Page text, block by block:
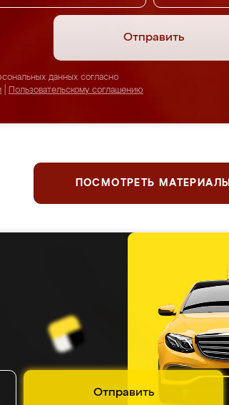
Отправить
данных согласно
Пользовательскому соглашению
ПОСМОТРЕТЬ МАТЕРИАЛЫ
Отправить